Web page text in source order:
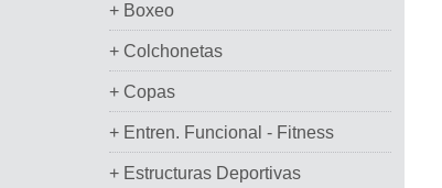
+ Boxeo
+ Colchonetas
+ Copas
+ Entren. Funcional - Fitness
+ Estructuras Deportivas